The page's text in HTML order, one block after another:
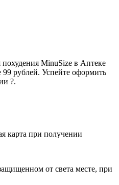
MinuSize в Аптеке
рублей. Успейте оформить
?.
карта при получении
от света месте, при